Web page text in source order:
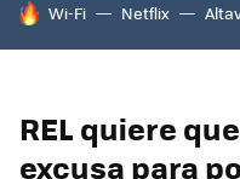
HOY SE HABLA DE
Wi-Fi Netflix
REL quiere
excusa para